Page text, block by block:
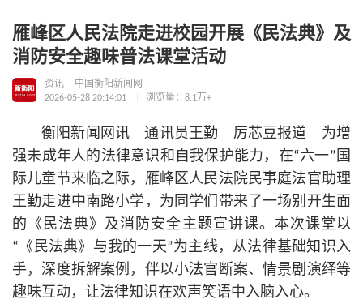
雁峰区人民法院走进校园开展《民法典》及
消防安全趣味普法课堂活动
资讯
中国衡阳新闻网
2026-05-28 20:14:01
浏览量：8.1万+
衡阳新闻网讯 通讯员王勤 厉芯豆报道 为增
强未成年人的法律意识和自我保护能力，在“六一”国
际儿童节来临之际，雁峰区人民法院民事庭法官助理
王勤走进中南路小学，为同学们带来了一场别开生面
的《民法典》及消防安全主题宣讲课。本次课堂以
“《民法典》与我的一天”为主线，从法律基础知识入
手，深度拆解案例，伴以小法官断案、情景剧演绎等
趣味互动，让法律知识在欢声笑语中入脑入心。